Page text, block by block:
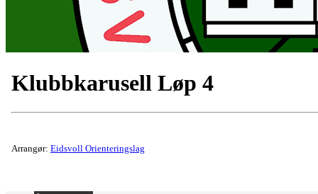
Klubbkarusell Løp 4
Arrangør: Eidsvoll Orienteringslag